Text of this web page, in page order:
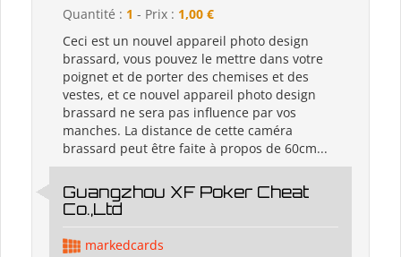
Quantité : 1 - Prix : 1,00 €
Ceci est un nouvel appareil photo design
brassard, vous pouvez le mettre dans votre
poignet et de porter des chemises et des
vestes, et ce nouvel appareil photo design
brassard ne sera pas influence par vos
manches. La distance de cette caméra
brassard peut être faite à propos de 60cm...
Guangzhou XF Poker Cheat
Co.,Ltd
markedcards